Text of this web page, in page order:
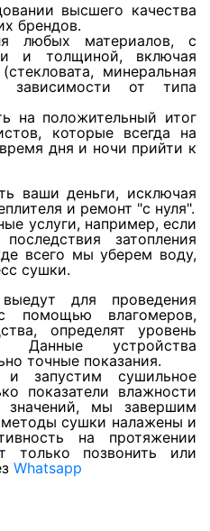
плиты перекрытия
пола
плитки
стен
потолка
высшего качества
брендов.
любых материалов, с
и толщиной, включая
минеральная
зависимости от типа
на положительный итог
которые всегда на
дня и ночи прийти к
ваши деньги, исключая
и ремонт "с нуля".
услуги, например, если
затопления
всего мы уберем воду,
сушки.
для проведения
помощью влагомеров,
определят уровень
Данные устройства
точные показания.
запустим сушильное
показатели влажности
значений, мы завершим
сушки налажены и
на протяжении
только позвонить или
Whatsapp